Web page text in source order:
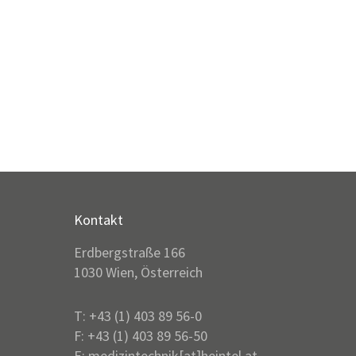
Kontakt
Erdbergstraße 166
1030 Wien, Österreich
T: +43 (1) 403 89 56-0
F: +43 (1) 403 89 56-50